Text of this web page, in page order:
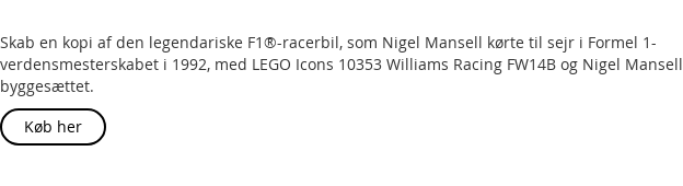
Skab en kopi af den legendariske F1®-racerbil, som Nigel Mansell kørte til sejr i Formel 1-
verdensmesterskabet i 1992, med LEGO Icons 10353 Williams Racing FW14B og Nigel Mansell
byggesættet.
Køb her